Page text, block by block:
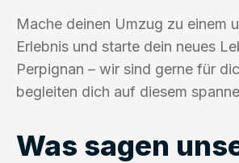
Mache deinen Umzug zu einem
Erlebnis und starte dein neues
Perpignan – wir sind gerne für
begleiten dich auf diesem
Was sagen